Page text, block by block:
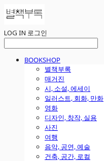
LOG IN 로그인
BOOKSHOP
별책부록
매거진
시, 소설, 에세이
일러스트, 회화, 만화
영화
디자인, 창작, 실용
사진
여행
음악, 공연, 예술
건축, 공간, 로컬